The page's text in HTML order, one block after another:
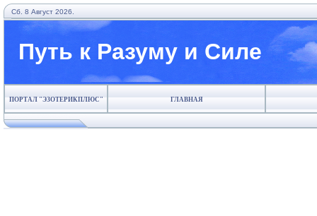
Сб. 8 Август 2026.
Путь к Разуму и Силе
ПОРТАЛ "ЭЗОТЕРИКПЛЮС" ГЛАВНАЯ